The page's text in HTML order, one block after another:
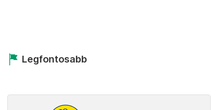
Legfontosabb